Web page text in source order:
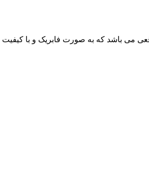
باشد که به صورت فابریک و با کیفیت